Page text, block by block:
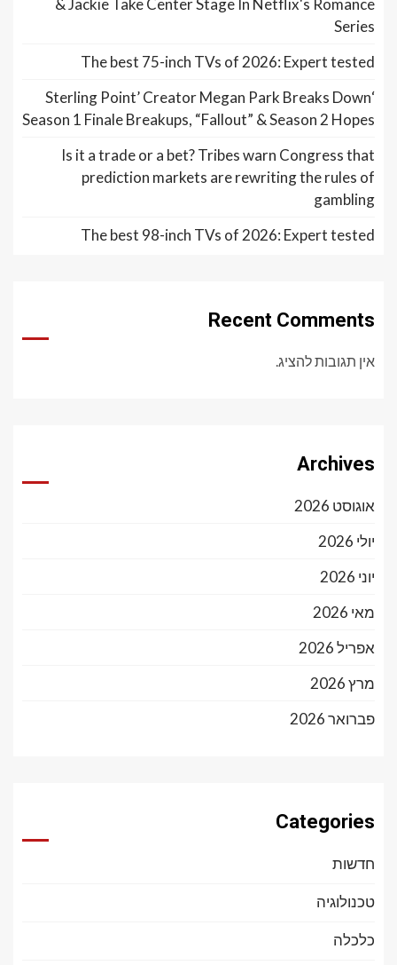
& Jackie Take Center Stage In Netflix's Romance
Series
The best 75-inch TVs of 2026: Expert tested
‘Sterling Point’ Creator Megan Park Breaks Down
Season 1 Finale Breakups, “Fallout” & Season 2 Hopes
Is it a trade or a bet? Tribes warn Congress that
prediction markets are rewriting the rules of
gambling
The best 98-inch TVs of 2026: Expert tested
Recent Comments
אין תגובות להציג.
Archives
אוגוסט 2026
יולי 2026
יוני 2026
מאי 2026
אפריל 2026
מרץ 2026
פברואר 2026
Categories
חדשות
טכנולוגיה
כלכלה